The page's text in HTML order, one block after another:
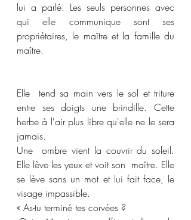
lui a parlé. Les seuls personnes avec
qui elle communique sont ses
propriétaires, le maître et la famille du
maître.
Elle  tend sa main vers le sol et triture
entre ses doigts une brindille. Cette
herbe à l'air plus libre qu'elle ne le sera
jamais.
Une  ombre vient la couvrir du soleil.
Elle lève les yeux et voit son  maître. Elle
se lève sans un mot et lui fait face, le
visage impassible.
« As-tu terminé tes corvées ?